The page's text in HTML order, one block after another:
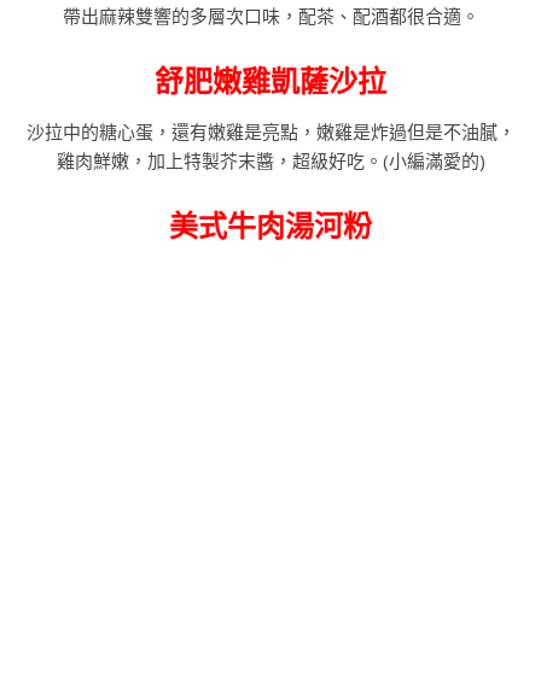
帶出麻辣雙響的多層次口味，配茶、配酒都很合適。
舒肥嫩雞凱薩沙拉
沙拉中的糖心蛋，還有嫩雞是亮點，嫩雞是炸過但是不油膩，
雞肉鮮嫩，加上特製芥末醬，超級好吃。(小編滿愛的)
美式牛肉湯河粉